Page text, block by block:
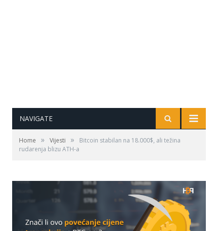
NAVIGATE
Home » Vijesti »
Bitcoin stabilan na 18.000$, ali težina
rudarenja blizu ATH-a